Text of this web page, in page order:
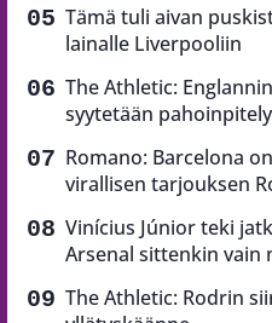
Tämä tuli aivan
lainalle Liverpooliin
The Athletic:
syytetään
Romano: Barcelona
virallisen tarjouksen
Vinícius Júnior teki
Arsenal sittenkin vain
The Athletic: Rodrin